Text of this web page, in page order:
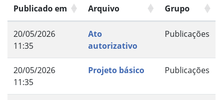
Publicado em Arquivo Grupo
20/05/2026
11:35
Ato
autorizativo
Publicações
20/05/2026
11:35
Projeto básico Publicações